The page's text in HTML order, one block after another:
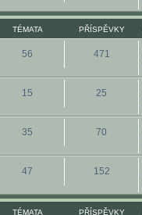
TÉMATA PŘÍSPĚVKY
56 471
15 25
35 70
47 152
TÉMATA PŘÍSPĚVKY